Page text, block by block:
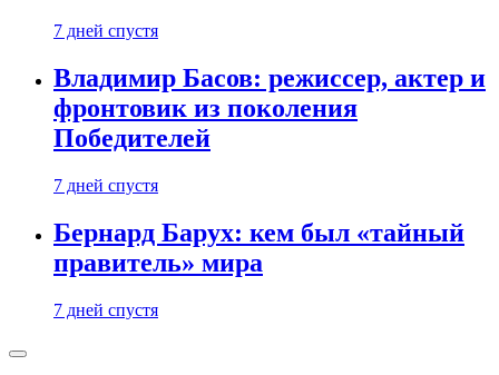
7 дней спустя
Владимир Басов: режиссер, актер и
фронтовик из поколения
Победителей
7 дней спустя
Бернард Барух: кем был «тайный
правитель» мира
7 дней спустя